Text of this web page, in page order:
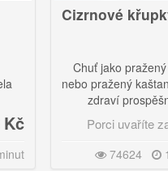
Cizrnové křupky
Chuť jako pražený oříšek,
nebo pražený kaštan a navíc i
zdraví prospěšná...|
Co je to cizrna a co přesně
Porci uvaříte za 2 Kč
74624 100 minut